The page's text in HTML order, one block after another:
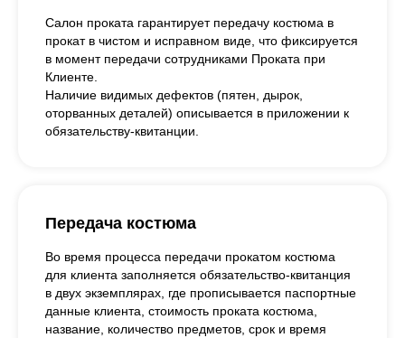
Салон проката гарантирует передачу костюма в
прокат в чистом и исправном виде, что фиксируется
в момент передачи сотрудниками Проката при
Клиенте.
Наличие видимых дефектов (пятен, дырок,
оторванных деталей) описывается в приложении к
обязательству-квитанции.
Передача костюма
Во время процесса передачи прокатом костюма
для клиента заполняется обязательство-квитанция
в двух экземплярах, где прописывается паспортные
данные клиента, стоимость проката костюма,
название, количество предметов, срок и время